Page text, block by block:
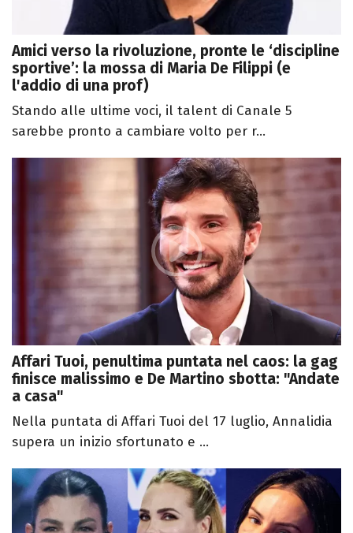
Amici verso la rivoluzione, pronte le ‘discipline
sportive’: la mossa di Maria De Filippi (e
l'addio di una prof)
Stando alle ultime voci, il talent di Canale 5
sarebbe pronto a cambiare volto per r...
Affari Tuoi, penultima puntata nel caos: la gag
finisce malissimo e De Martino sbotta: "Andate
a casa"
Nella puntata di Affari Tuoi del 17 luglio, Annalidia
supera un inizio sfortunato e ...